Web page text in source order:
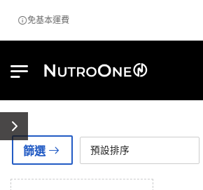
免基本運費
篩選